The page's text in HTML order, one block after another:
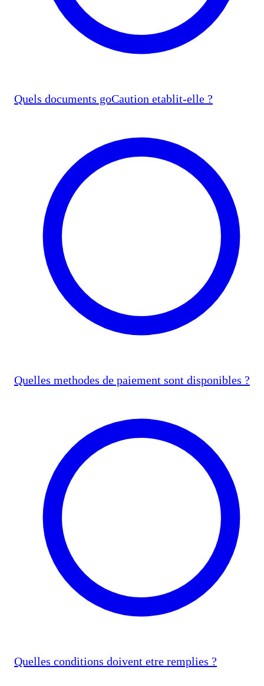
Quels documents goCaution etablit-elle ?
Quelles methodes de paiement sont disponibles ?
Quelles conditions doivent etre remplies ?